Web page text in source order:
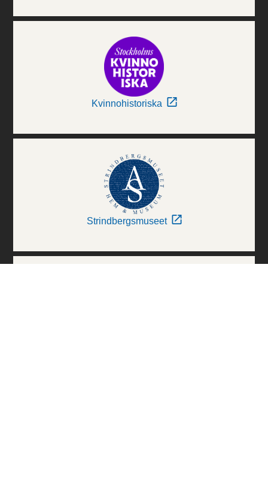
Kvinnohistoriska
Strindbergsmuseet